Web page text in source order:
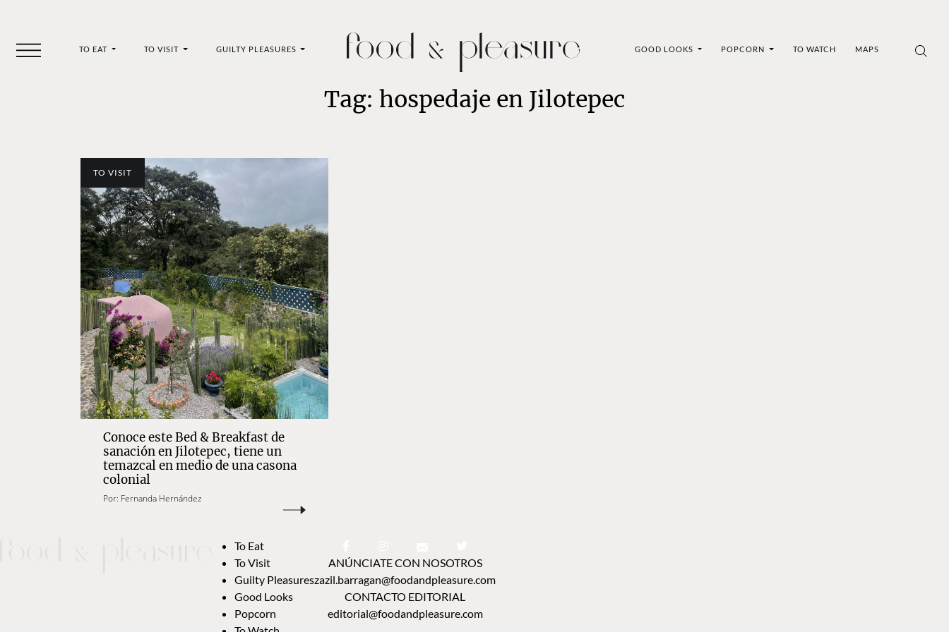
TO EAT TO VISIT GUILTY PLEASURES GOOD LOOKS POPCORN TO WATCH MAPS
Tag: hospedaje en Jilotepec
TO VISIT
Conoce este Bed & Breakfast de
sanación en Jilotepec, tiene un
temazcal en medio de una casona
colonial
Por: Fernanda Hernández
To Eat
To Visit
Guilty Pleasures
Good Looks
Popcorn
ANÚNCIATE CON NOSOTROS
zazil.barragan@foodandpleasure.com
CONTACTO EDITORIAL
editorial@foodandpleasure.com